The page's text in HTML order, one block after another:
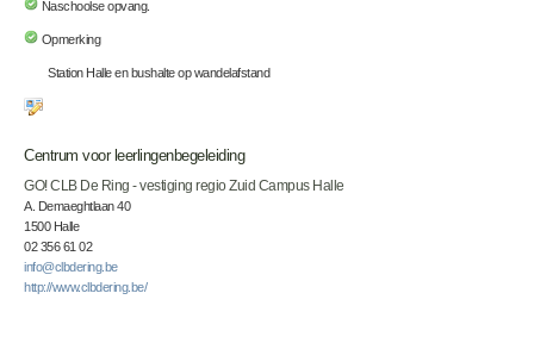
Naschoolse opvang.
Opmerking
Station Halle en bushalte op wandelafstand
Centrum voor leerlingenbegeleiding
GO! CLB De Ring - vestiging regio Zuid Campus Halle
A. Demaeghtlaan 40
1500 Halle
02 356 61 02
info@clbdering.be
http://www.clbdering.be/